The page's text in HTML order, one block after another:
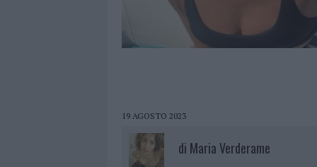
19 AGOSTO 2023
di Maria Verderame